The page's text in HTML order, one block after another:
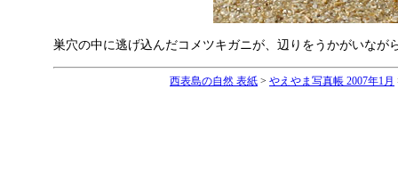
巣穴の中に逃げ込んだコメツキガニが、辺りをうかがいなが
西表島の自然 表紙 > やえやま写真帳 2007年1月